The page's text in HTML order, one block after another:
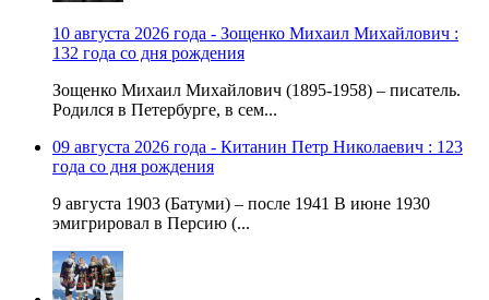
10 августа 2026 года - Зощенко Михаил Михайлович :
132 года со дня рождения
Зощенко Михаил Михайлович (1895-1958) – писатель.
Родился в Петербурге, в сем...
09 августа 2026 года - Китанин Петр Николаевич : 123
года со дня рождения
9 августа 1903 (Батуми) – после 1941 В июне 1930
эмигрировал в Персию (...